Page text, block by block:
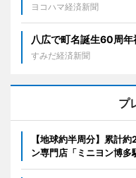
ヨコハマ経済新聞
八広で町名誕生60周
すみだ経済新聞
プ
【地球約半周分】累計
ン専門店「ミニヨン博